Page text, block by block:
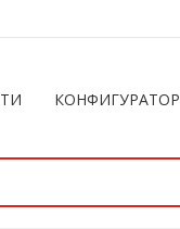
КОНФИГУРАТОР